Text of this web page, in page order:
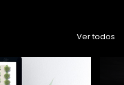
Ver todos